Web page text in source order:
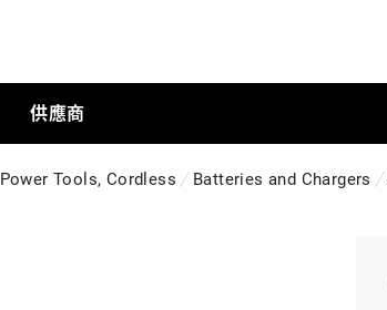
供應商
Power Tools, Cordless Batteries and Chargers